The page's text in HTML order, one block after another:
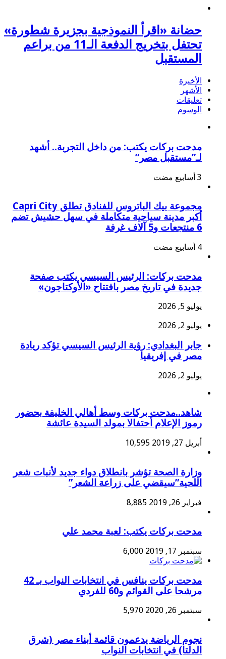
حضانة «اقرأ النموذجية بجزيرة شطورة»
تحتفل بتخريج الدفعة الـ11 من براعم
المستقبل
الأخيرة
الأشهر
تعليقات
الوسوم
مدحت بركات يكتب: من داخل التجربة.. أشهد
لـ”مستقبل مصر”
مجموعة بيك الباتروس للفنادق تطلق Capri City
أكبر مدينة سياحية متكاملة في سهل حشيش تضم
6 منتجعات و5 آلاف غرفة
مدحت بركات: الرئيس السيسي يكتب صفحة
جديدة في تاريخ مصر بافتتاح «الأوكتاجون»
يوليو 5, 2026
يوليو 2, 2026
جابر البغدادي: رؤية الرئيس السيسي تؤكد ريادة
مصر في إفريقيا
يوليو 2, 2026
شاهد..مدحت بركات وسط أهالي الخليفة بحضور
رموز الإعلام أحتفالا بمولد السيدة عائشة
أبريل 27, 2019 10,595
وزارة الصحة تؤشر بانطلاق دواء جديد لأنبات شعر
اللحية”سيقضي على زراعة الشعر”
فبراير 26, 2019 8,885
مدحت بركات يكتب: لعبة محمد علي
سبتمبر 17, 2019 6,000
مدحت بركات ينافس في انتخابات النواب بـ 42
مرشحا على القوائم و60 للفردي
سبتمبر 26, 2020 5,970
نجوم الرياضة يدعمون قائمة أبناء مصر (شرق
الدلتا) في انتخابات النواب